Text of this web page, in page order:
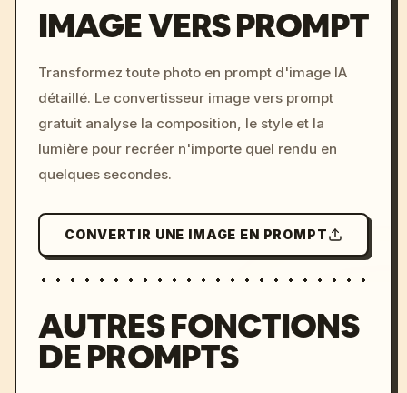
c, cyberpunk sunset, neon
colors, 8k --v 6.0
IMAGE VERS PROMPT
Transformez toute photo en prompt d'image IA
détaillé. Le convertisseur image vers prompt
gratuit analyse la composition, le style et la
lumière pour recréer n'importe quel rendu en
quelques secondes.
CONVERTIR UNE IMAGE EN PROMPT
AUTRES FONCTIONS
DE PROMPTS